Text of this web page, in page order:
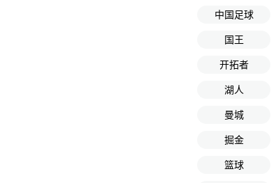
中国足球
国王
开拓者
湖人
曼城
掘金
篮球